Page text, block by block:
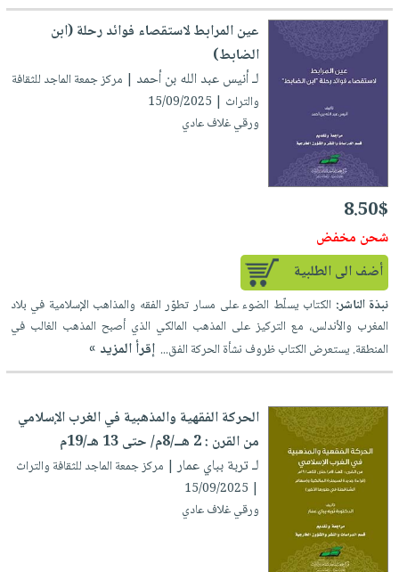
English
books
طرحها
تحميل
iKitab
Android
تحميل
iKitab
على
Apple
Android
تحميل
masmu3
Apple
صندوق
القراءة
جوائز
الكل
أجهزة
الشخصية
العناية
وتصفيف
الشعر
العناية
بالجسم
العناية
بالأسنان
الحمية
والتغذية
المطبخ
الكل
أواني
الطهي
أدوات
الخبز
أدوات
المائدة
الأوعية
والتخزين
المطبخ
متجر
الهدايا
أقسام
الأكثر
مبيعاً
العودة
للمدارس
اكسسوارات
كتب
اكسسوارات
منزلية
اكسسوارات
ملابس
مطرزات
حقائب
شحن
مجاني
بنود
مختارة
اشتراكات
كل
الاشتراكات
صندوق
القراءة
iKitab
بلا
حدود
بحث
متقدم
وفرات
عين المرابط لاستقصاء فوائد رحلة (ابن
الضابط)
لـ أنيس عبد الله بن أحمد | مركز جمعة الماجد للثقافة
والتراث | 15/09/2025
ورقي غلاف عادي
8.50$
شحن مخفض
أضف الى الطلبية
نبذة الناشر: الكتاب يسلّط الضوء على مسار تطوّر الفقه والمذاهب الإسلامية في بلاد
المغرب والأندلس، مع التركيز على المذهب المالكي الذي أصبح المذهب الغالب في
المنطقة. يستعرض الكتاب ظروف نشأة الحركة الفق... إقرأ المزيد »
الحركة الفقهية والمذهبية في الغرب الإسلامي
من القرن : 2 هــ/8م/ حتى 13 هـ/19م
لـ تربة بباي عمار| مركز جمعة الماجد للثقافة والتراث
| 15/09/2025
ورقي غلاف عادي